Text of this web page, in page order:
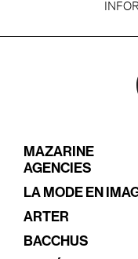
MAZARINE
AGENCIES
LA MODE EN
ARTER
BACCHUS